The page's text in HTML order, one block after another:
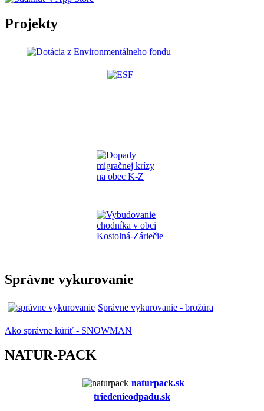
Projekty
Správne vykurovanie
Správne vykurovanie - brožúra
Ako správne kúriť - SNOWMAN
NATUR-PACK
naturpack.sk
triedenieodpadu.sk